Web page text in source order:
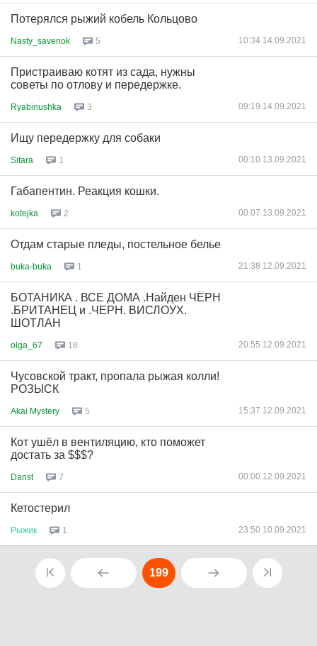
Потерялся рыжий кобель Кольцово
Nasty_savenok 5 10:34 14.09.2021
Пристраиваю котят из сада, нужны
советы по отлову и передержке.
Ryabinushka 3 09:19 14.09.2021
Ищу передержку для собаки
Sitara 1 00:10 13.09.2021
Габапентин. Реакция кошки.
kotejka 2 00:07 13.09.2021
Отдам старые пледы, постельное белье
buka-buka 1 21:38 12.09.2021
БОТАНИКА . ВСЕ ДОМА .Найден ЧЁРН
.БРИТАНЕЦ и .ЧЕРН. ВИСЛОУХ.
ШОТЛАН
olga_67 18 20:55 12.09.2021
Чусовской тракт, пропала рыжая колли!
РОЗЫСК
Akai Mystery 5 15:37 12.09.2021
Кот ушёл в вентиляцию, кто поможет
достать за $$$?
Danst 7 00:00 12.09.2021
Кетостерил
Рыжик 1 23:50 10.09.2021
199